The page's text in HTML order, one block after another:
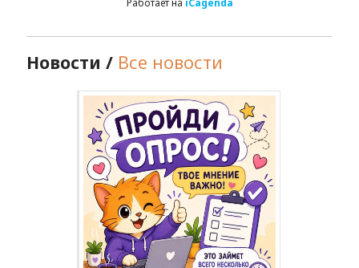
Работает на iCagenda
Новости / Все новости